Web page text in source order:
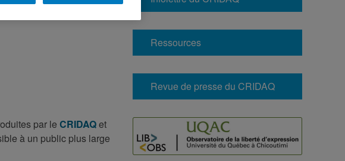
par le CRIDAQet
à un public plus large
Ressources
Revue de presse du CRIDAQ